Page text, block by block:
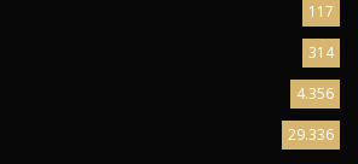
117
314
4.356
29.336